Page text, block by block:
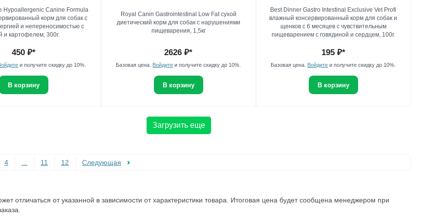
Hypoallergenic Canine Formula
корм для собак с
и непереносимостью с
и картофелем, 300г.
450₽*
и получите скидку до 10%.
В корзину
Royal Canin Gastrointestinal Low Fat сухой
диетический корм для собак с нарушениями
пищеварения, 1,5кг
2626 ₽*
Базовая цена. Войдите и получите скидку до 10%.
В корзину
Best Dinner Gastro Intestinal Exclusive Vet Profi
влажный консервированный корм для собак и
щенков с 6 месяцев с чувствительным
пищеварением с говядиной и сердцем, 100г.
195₽*
Базовая цена. Войдите и получите скидку до 10%.
В корзину
Загрузить еще
4 11 12 Следующая
отличаться от указанной в зависимости от характеристики товара. Итоговая цена будет сообщена менеджером при